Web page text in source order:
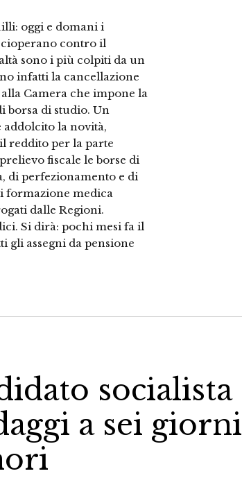
oggi e domani i
contro il
sono i più colpiti da un
infatti la cancellazione
Camera che impone la
borsa di studio. Un
addolcito la novità,
reddito per la parte
fiscale le borse di
di perfezionamento e di
formazione medica
dalle Regioni.
Si dirà: pochi mesi fa il
gli assegni da pensione
socialista
a sei giorni